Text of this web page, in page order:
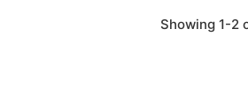
Showing 1-2